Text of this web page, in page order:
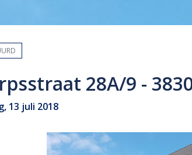
28A/9 -
13 juli 2018